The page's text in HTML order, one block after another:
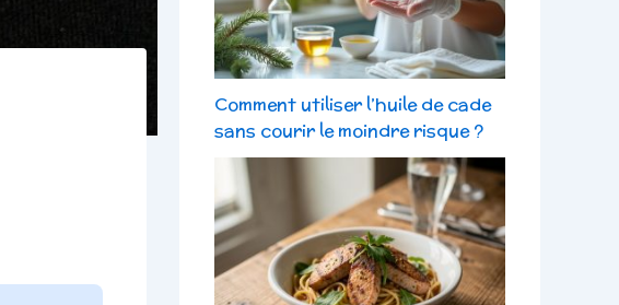
Comment utiliser l’huile de cade
sans courir le moindre risque ?